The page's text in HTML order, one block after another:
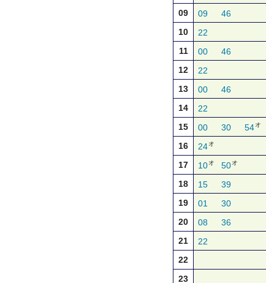
09
09 46
10
22
11
00 46
12
22
13
00 46
14
22
15
00 30 54オ
16
24オ
17
10オ 50オ
18
15 39
19
01 30
20
08 36
21
22
22
23